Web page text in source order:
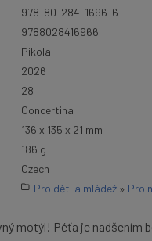
978-80-284-1696-6
9788028416966
Pikola
2026
28
Concertina
136 x 135 x 21 mm
186 g
Czech
Pro děti a mládež » Pro
motýl! Péťa je nadšením